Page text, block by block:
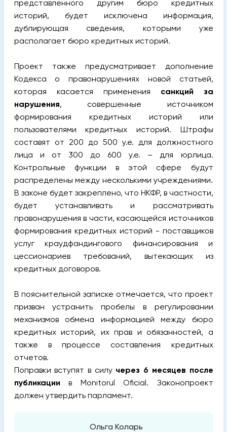
представленного другим бюро кредитных
историй, будет исключена информация,
дублирующая сведения, которыми уже
располагает бюро кредитных историй.
Проект также предусматривает дополнение
Кодекса о правонарушениях новой статьей,
которая касается применения санкций за
нарушения, совершенные источником
формирования кредитных историй или
пользователями кредитных историй. Штрафы
составят от 200 до 500 у.е. для должностного
лица и от 300 до 600 у.е. – для юрлица.
Контрольные функции в этой сфере будут
распределены между несколькими учреждениями.
В законе будет закреплено, что НКФР, в частности,
будет устанавливать и рассматривать
правонарушения в части, касающейся источников
формирования кредитных историй - поставщиков
услуг краудфандингового финансирования и
цессионариев требований, вытекающих из
кредитных договоров.
В пояснительной записке отмечается, что проект
призван устранить пробелы в регулировании
механизмов обмена информацией между бюро
кредитных историй, их прав и обязанностей, а
также в процессе составления кредитных
отчетов.
Поправки вступят в силу через 6 месяцев после
публикации в Monitorul Oficial. Законопроект
должен утвердить парламент.
Ольга Коларь